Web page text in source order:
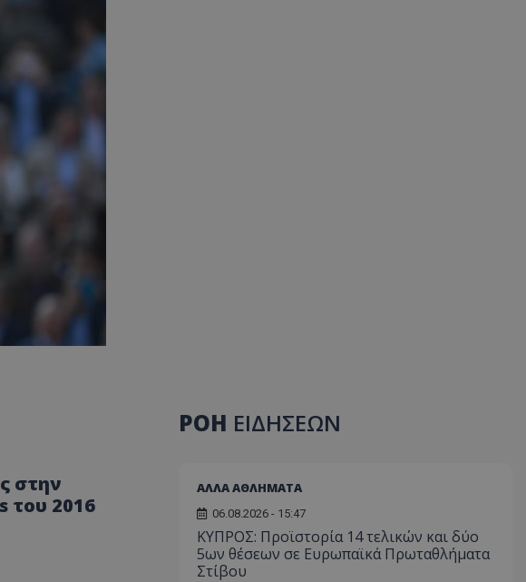
στην
του 2016
ΡΟΗ ΕΙΔΗΣΕΩΝ
ΑΛΛΑ ΑΘΛΗΜΑΤΑ
06.08.2026 - 15:47
ΚΥΠΡΟΣ: Προϊστορία 14 τελικών και δύο
5ων θέσεων σε Ευρωπαϊκά Πρωταθλήματα
Στίβου